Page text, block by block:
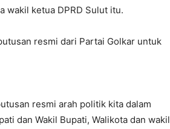
wakil ketua DPRD Sulut itu.
resmi dari Partai Golkar untuk
resmi arah politik kita dalam
dan Wakil Bupati, Walikota dan wakil